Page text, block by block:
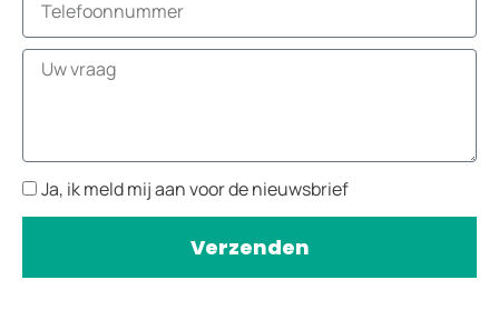
Ja, ik meld mij aan voor de nieuwsbrief
Verzenden